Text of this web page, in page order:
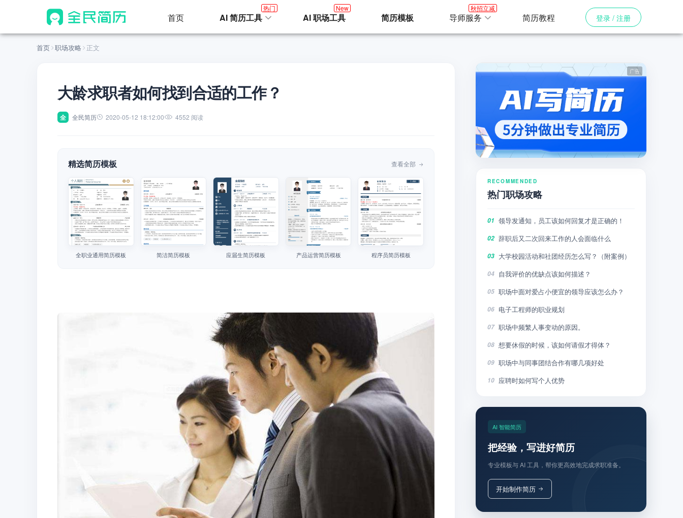
首页 AI 简历工具
热门
AI 职场工具
New
简历模板 导师服务
秋招立减
简历教程 登录 / 注册
首页 职场攻略 正文
大龄求职者如何找到合适的工作？
全 全民简历 2020-05-12 18:12:00 4552 阅读
精选简历模板 查看全部
全职业通用简历模板 简洁简历模板 应届生简历模板 产品运营简历模板 程序员简历模板
RECOMMENDED
热门职场攻略
01 领导发通知，员工该如何回复才是正确的！
02 辞职后又二次回来工作的人会面临什么
03 大学校园活动和社团经历怎么写？（附案例）
04 自我评价的优缺点该如何描述？
05 职场中面对爱占小便宜的领导应该怎么办？
06 电子工程师的职业规划
07 职场中频繁人事变动的原因。
08 想要休假的时候，该如何请假才得体？
09 职场中与同事团结合作有哪几项好处
10 应聘时如何写个人优势
AI 智能简历
把经验，写进好简历
专业模板与 AI 工具，帮你更高效地完成求职准备。
开始制作简历